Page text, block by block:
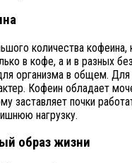
количества кофеина,
в кофе, а и в разных
организма в общем. Для
Кофеин обладает
заставляет почки
нагрузку.
образ жизни